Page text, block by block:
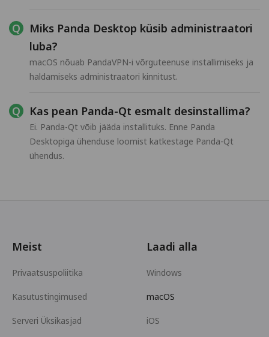
Miks Panda Desktop küsib administraatori
luba?
macOS nõuab PandaVPN-i võrguteenuse installimiseks ja
haldamiseks administraatori kinnitust.
Kas pean Panda-Qt esmalt desinstallima?
Ei. Panda-Qt võib jääda installituks. Enne Panda
Desktopiga ühenduse loomist katkestage Panda-Qt
ühendus.
Meist
Privaatsuspoliitika
Kasutustingimused
Serveri Üksikasjad
Laadi alla
Windows
macOS
iOS